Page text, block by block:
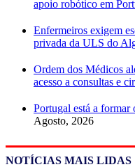
apoio robótico em
Enfermeiros exigem
privada da ULS do
Ordem dos Médicos
acesso a consultas e
Portugal está a formar
Agosto, 2026
NOTÍCIAS MAIS LIDAS